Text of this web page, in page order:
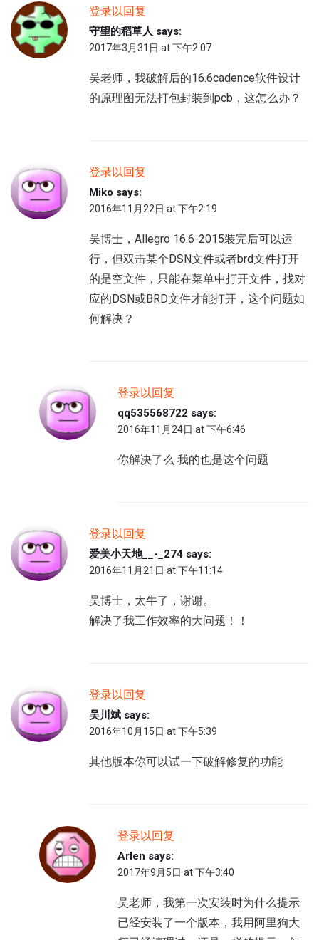
登录以回复
守望的稻草人 says:
2017年3月31日 at 下午2:07
吴老师，我破解后的16.6cadence软件设计
的原理图无法打包封装到pcb，这怎么办？
登录以回复
Miko says:
2016年11月22日 at 下午2:19
吴博士，Allegro 16.6-2015装完后可以运
行，但双击某个DSN文件或者brd文件打开
的是空文件，只能在菜单中打开文件，找对
应的DSN或BRD文件才能打开，这个问题如
何解决？
登录以回复
qq535568722 says:
2016年11月24日 at 下午6:46
你解决了么 我的也是这个问题
登录以回复
爱美小天地__-_274 says:
2016年11月21日 at 下午11:14
吴博士，太牛了，谢谢。
解决了我工作效率的大问题！！
登录以回复
吴川斌 says:
2016年10月15日 at 下午5:39
其他版本你可以试一下破解修复的功能
登录以回复
Arlen says:
2017年9月5日 at 下午3:40
吴老师，我第一次安装时为什么提示
已经安装了一个版本，我用阿里狗大